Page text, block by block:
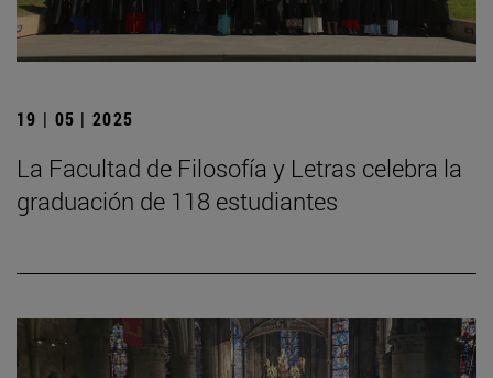
19 | 05 | 2025
La Facultad de Filosofía y Letras celebra la
graduación de 118 estudiantes